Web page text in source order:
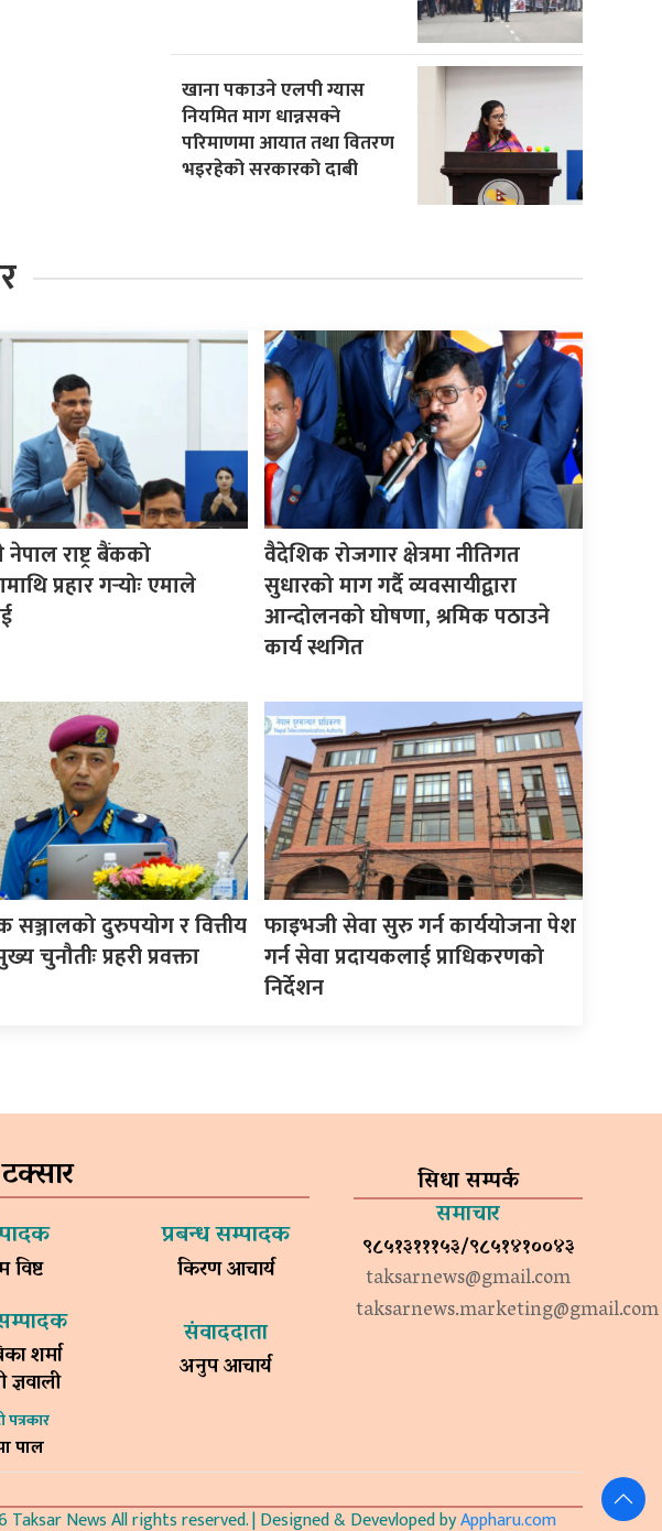
खाना पकाउने एलपी ग्यास
नियमित माग धान्नसक्ने
परिमाणमा आयात तथा वितरण
भइरहेको सरकारको दाबी
राष्ट्र बैंकको
प्रहार गर्‍योः एमाले
वैदेशिक रोजगार क्षेत्रमा नीतिगत
सुधारको माग गर्दै व्यवसायीद्वारा
आन्दोलनको घोषणा, श्रमिक पठाउने
कार्य स्थगित
सञ्जालको दुरुपयोग र वित्तीय
चुनौतीः प्रहरी प्रवक्ता
फाइभजी सेवा सुरु गर्न कार्ययोजना पेश
गर्न सेवा प्रदायकलाई प्राधिकरणको
निर्देशन
विष्ट
प्रबन्ध सम्पादक
किरण आचार्य
शर्मा
ज्ञवाली
पत्रकार
पाल
संवाददाता
अनुप आचार्य
सिधा सम्पर्क
समाचार
९८५१३१११५३/९८५१४१००४३
taksarnews@gmail.com
taksarnews.marketing@gmail.com
Taksar News All rights reserved. | Designed & Devevloped byAppharu.com